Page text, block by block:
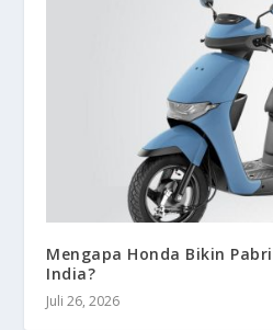
Mengapa Honda Bikin
India?
Juli 26, 2026